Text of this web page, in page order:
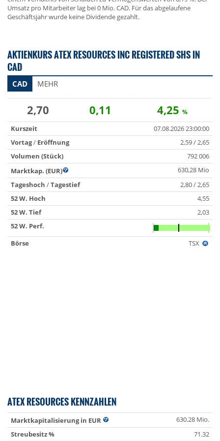
Umsatz pro Mitarbeiter lag bei 0 Mio. CAD. Für das abgelaufene
Geschäftsjahr wurde keine Dividende gezahlt.
AKTIENKURS ATEX RESOURCES INC REGISTERED SHS IN
CAD
CAD MEHR
2,70 0,11 4,25 %
Kurszeit
07.08.2026 23:00:00
Vortag/ Eröffnung
2,59 / 2,65
Volumen (Stück)
792 006
Marktkap. (EUR)
630,28 Mio
Tageshoch /Tagestief
2,80 / 2,65
52 W. Hoch
4,55
52 W. Tief
2,03
52 W. Perf.
Börse
TSX
ATEX RESOURCES KENNZAHLEN
Marktkapitalisierung in EUR
630.28 Mio.
Streubesitz %
71.32